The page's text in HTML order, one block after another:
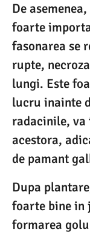
De
foarte
fasonarea se
rupte,
lungi. Este
lucru inainte
radacinile, va
acestora,
de pamant
Dupa
foarte bine in
formarea